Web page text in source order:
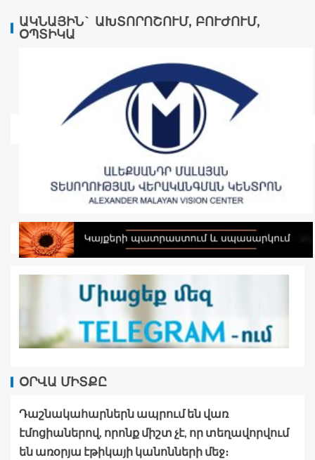
ԱԿՆԱՅԻՆ` ԱԽՏՈՐՈՇՈՒՄ, ԲՈՒԺՈՒՄ,
ՕՊՏԻԿԱ
ՕՐՎԱ ՄԻՏՔԸ
Դաշնակահարներն ապրում են վառ
էմոցիաներով, որոնք միշտ չէ, որ տեղավորվում
են առօրյա էթիկայի կանոնների մեջ։